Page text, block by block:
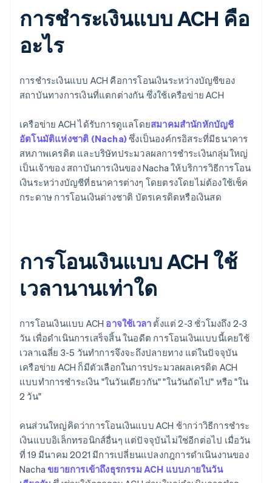
การชำระเงินแบบ ACH คือ
อะไร
การชำระเงินแบบ ACH คือการโอนเงินระหว่างบัญชีของ
สถาบันทางการเงินที่แตกต่างกัน ซึ่งใช้เครือข่าย ACH
เครือข่าย ACH ได้รับการดูแลโดยสมาคมสำนักหักบัญชี
อัตโนมัติแห่งชาติ (Nacha)ซึ่งเป็นองค์กรอิสระที่มีธนาคาร
สหภาพเครดิต และบริษัทประมวลผลการชำระเงินกลุ่มใหญ่
เป็นเจ้าของ สถาบันการเงินของ Nacha ให้บริการวิธีการโอน
เงินระหว่างบัญชีที่ธนาคารต่างๆ โดยตรงโดยไม่ต้องใช้เช็ค
กระดาษ การโอนเงินต่างชาติ บัตรเครดิตหรือเงินสด
การโอนเงินแบบ ACH ใช้
เวลานานเท่าใด
การโอนเงินแบบ ACH อาจใช้เวลา ตั้งแต่ 2-3 ชั่วโมงถึง 2-3
วัน เพื่อดำเนินการเสร็จสิ้น ในอดีต การโอนเงินแบบนี้เคยใช้
เวลาเฉลี่ย 3-5 วันทำการจึงจะถึงปลายทาง แต่ในปัจจุบัน
เครือข่าย ACH ก็มีตัวเลือกในการประมวลผลเครดิต ACH
แบบทำการชำระเงิน "ในวันเดียวกัน" "ในวันถัดไป" หรือ "ใน
2 วัน"
คนส่วนใหญ่คิดว่าการโอนเงินแบบ ACH ช้ากว่าวิธีการชำระ
เงินแบบอิเล็กทรอนิกส์อื่นๆ แต่ปัจจุบันไม่ใช่อีกต่อไป เมื่อวัน
ที่ 19 มีนาคม 2021 มีการเปลี่ยนแปลงกฎการดำเนินงานของ
Nachaขยายการเข้าถึงธุรกรรม ACH แบบภายในวัน